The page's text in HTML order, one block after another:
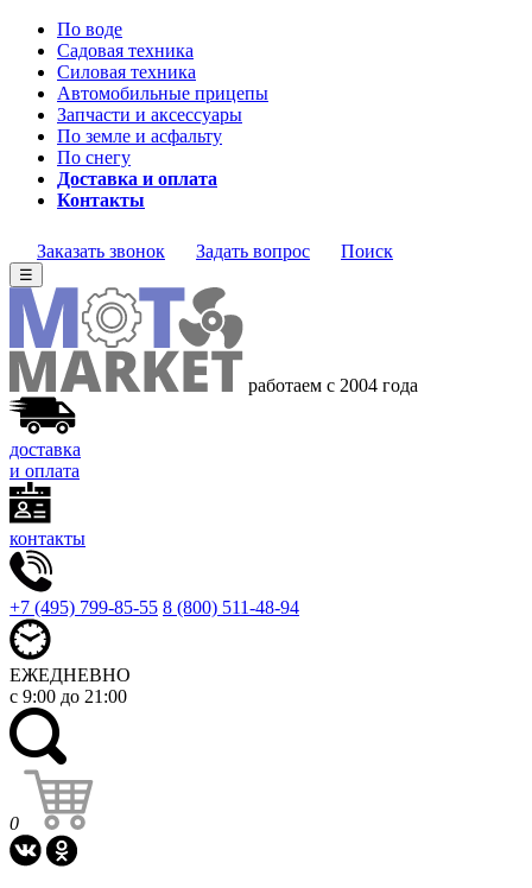
По воде
Садовая техника
Силовая техника
Автомобильные прицепы
Запчасти и аксессуары
По земле и асфальту
По снегу
Доставка и оплата
Контакты
Заказать звонок Задать вопрос Поиск
☰
работаем с 2004 года
доставка
и оплата
контакты
+7 (495) 799-85-55 8 (800) 511-48-94
ЕЖЕДНЕВНО
с 9:00 до 21:00
0